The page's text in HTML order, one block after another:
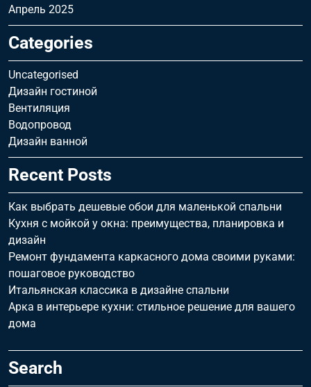
Апрель 2025
Categories
Uncategorised
Дизайн гостиной
Вентиляция
Водопровод
Дизайн ванной
Recent Posts
Как выбрать дешевые обои для маленькой спальни
Кухня с мойкой у окна: преимущества, планировка и
дизайн
Ремонт фундамента каркасного дома своими руками:
пошаговое руководство
Итальянская классика в дизайне спальни
Арка в интерьере кухни: стильное решение для вашего
дома
Search